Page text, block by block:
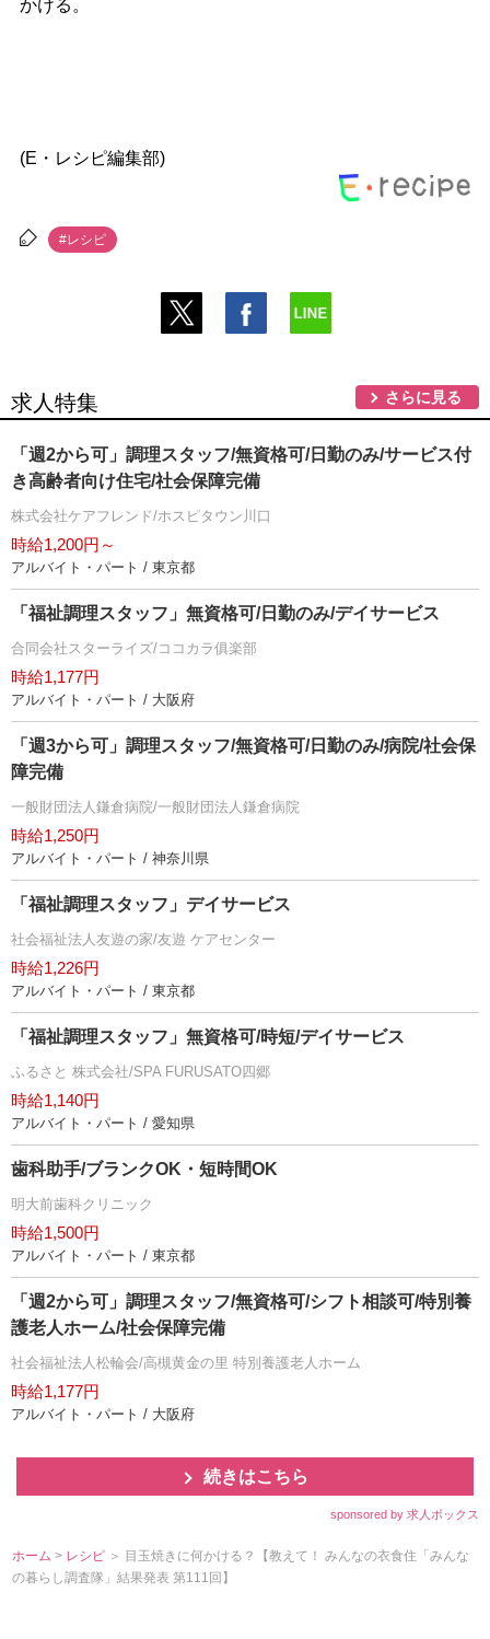
かける。
(E・レシピ編集部)
#レシピ
求人特集 さらに見る
「週2から可」調理スタッフ/無資格可/日勤のみ/サービス付
き高齢者向け住宅/社会保障完備
株式会社ケアフレンド/ホスピタウン川口
時給1,200円～
アルバイト・パート / 東京都
「福祉調理スタッフ」無資格可/日勤のみ/デイサービス
合同会社スターライズ/ココカラ俱楽部
時給1,177円
アルバイト・パート / 大阪府
「週3から可」調理スタッフ/無資格可/日勤のみ/病院/社会保
障完備
一般財団法人鎌倉病院/一般財団法人鎌倉病院
時給1,250円
アルバイト・パート / 神奈川県
「福祉調理スタッフ」デイサービス
社会福祉法人友遊の家/友遊 ケアセンター
時給1,226円
アルバイト・パート / 東京都
「福祉調理スタッフ」無資格可/時短/デイサービス
ふるさと 株式会社/SPA FURUSATO四郷
時給1,140円
アルバイト・パート / 愛知県
歯科助手/ブランクOK・短時間OK
明大前歯科クリニック
時給1,500円
アルバイト・パート / 東京都
「週2から可」調理スタッフ/無資格可/シフト相談可/特別養
護老人ホーム/社会保障完備
社会福祉法人松輪会/高槻黄金の里 特別養護老人ホーム
時給1,177円
アルバイト・パート / 大阪府
続きはこちら
sponsored by 求人ボックス
ホーム > レシピ ＞ 目玉焼きに何かける？【教えて！ みんなの衣食住「みんな
の暮らし調査隊」結果発表 第111回】